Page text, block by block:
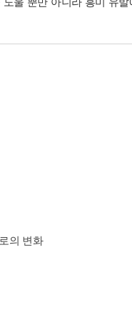
의 변화